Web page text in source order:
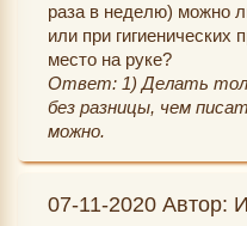
раза в неделю) можно
или при гигиенических
место на руке?
Ответ: 1) Делать
без разницы, чем
можно.
07-11-2020 Автор: